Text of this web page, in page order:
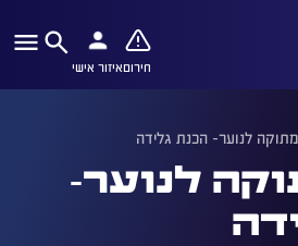
חירוםאיזור אישי
לנוער- הכנת גלידה
לנוער-